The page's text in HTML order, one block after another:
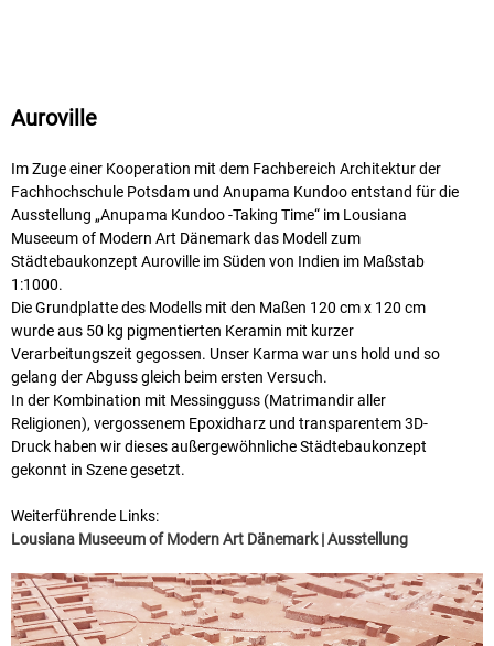
Auroville
Im Zuge einer Kooperation mit dem Fachbereich Architektur der
Fachhochschule Potsdam und Anupama Kundoo entstand für die
Ausstellung „Anupama Kundoo -Taking Time“ im Lousiana
Museeum of Modern Art Dänemark das Modell zum
Städtebaukonzept Auroville im Süden von Indien im Maßstab
1:1000.
Die Grundplatte des Modells mit den Maßen 120 cm x 120 cm
wurde aus 50 kg pigmentierten Keramin mit kurzer
Verarbeitungszeit gegossen. Unser Karma war uns hold und so
gelang der Abguss gleich beim ersten Versuch.
In der Kombination mit Messingguss (Matrimandir aller
Religionen), vergossenem Epoxidharz und transparentem 3D-
Druck haben wir dieses außergewöhnliche Städtebaukonzept
gekonnt in Szene gesetzt.
Weiterführende Links:
Lousiana Museeum of Modern Art Dänemark | Ausstellung